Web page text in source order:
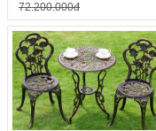
72.200.000đ